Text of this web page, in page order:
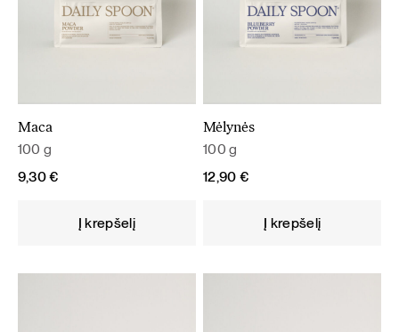
Maca
100 g
9,30€
Į krepšelį
Mėlynės
100 g
12,90 €
Į krepšelį